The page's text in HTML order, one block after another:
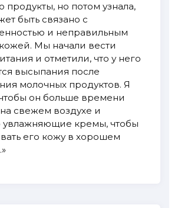
продукты, но потом узнала,
быть связано с
и неправильным
Мы начали вести
и отметили, что у него
высыпания после
молочных продуктов. Я
он больше времени
свежем воздухе и
увлажняющие кремы, чтобы
его кожу в хорошем